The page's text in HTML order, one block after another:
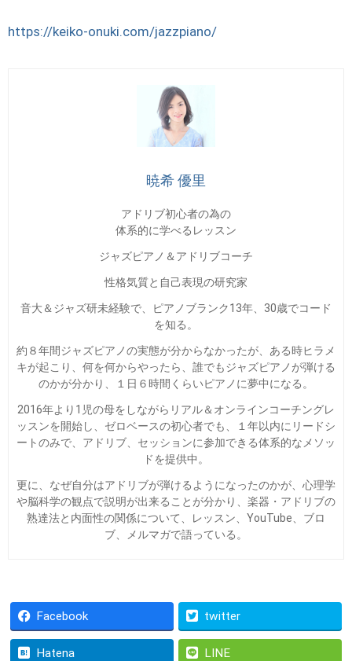
https://keiko-onuki.com/jazzpiano/
暁希 優里
アドリブ初心者の為の
体系的に学べるレッスン
ジャズピアノ＆アドリブコーチ
性格気質と自己表現の研究家
音大＆ジャズ研未経験で、ピアノブランク13年、30歳でコード
を知る。
約８年間ジャズピアノの実態が分からなかったが、ある時ヒラメ
キが起こり、何を何からやったら、誰でもジャズピアノが弾ける
のかが分かり、１日６時間くらいピアノに夢中になる。
2016年より1児の母をしながらリアル＆オンラインコーチングレ
ッスンを開始し、ゼロベースの初心者でも、１年以内にリードシ
ートのみで、アドリブ、セッションに参加できる体系的なメソッ
ドを提供中。
更に、なぜ自分はアドリブが弾けるようになったのかが、心理学
や脳科学の観点で説明が出来ることが分かり、楽器・アドリブの
熟達法と内面性の関係について、レッスン、YouTube、ブロ
ブ、メルマガで語っている。
Facebook twitter
Hatena LINE